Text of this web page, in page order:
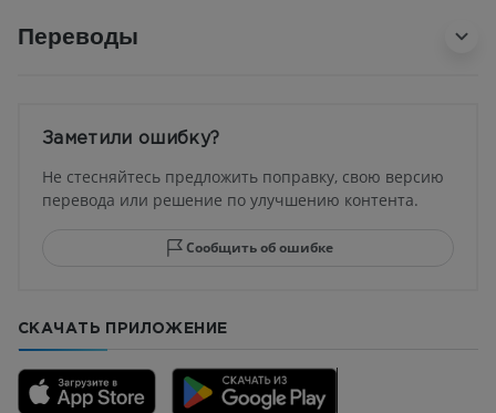
Переводы
Заметили ошибку?
Не стесняйтесь предложить поправку, свою версию
перевода или решение по улучшению контента.
Сообщить об ошибке
СКАЧАТЬ ПРИЛОЖЕНИЕ